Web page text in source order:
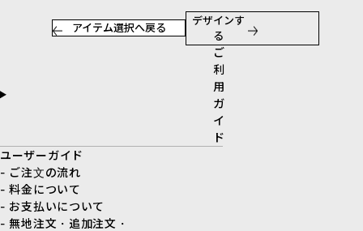
アイテム選択へ戻る
デザインす
る
ご
利
用
ガ
イ
ド
ユーザーガイド
- ご注文の流れ
- 料金について
- お支払いについて
- 無地注文・追加注文・